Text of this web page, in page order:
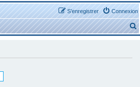
Connexion
S’enregistrer
e